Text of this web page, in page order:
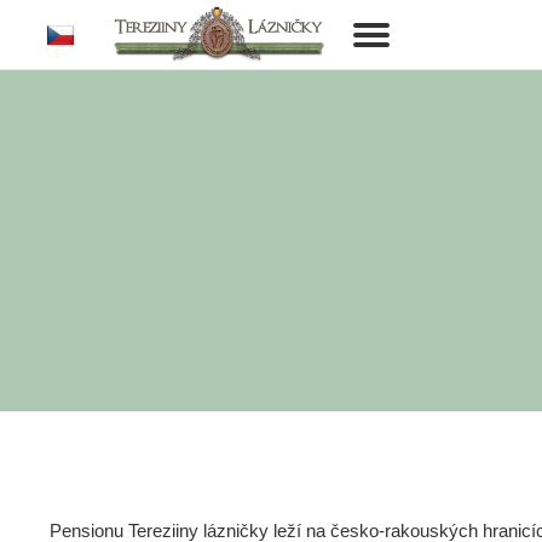
Toggle
Pensionu Tereziiny lázničky leží na česko-rakouských